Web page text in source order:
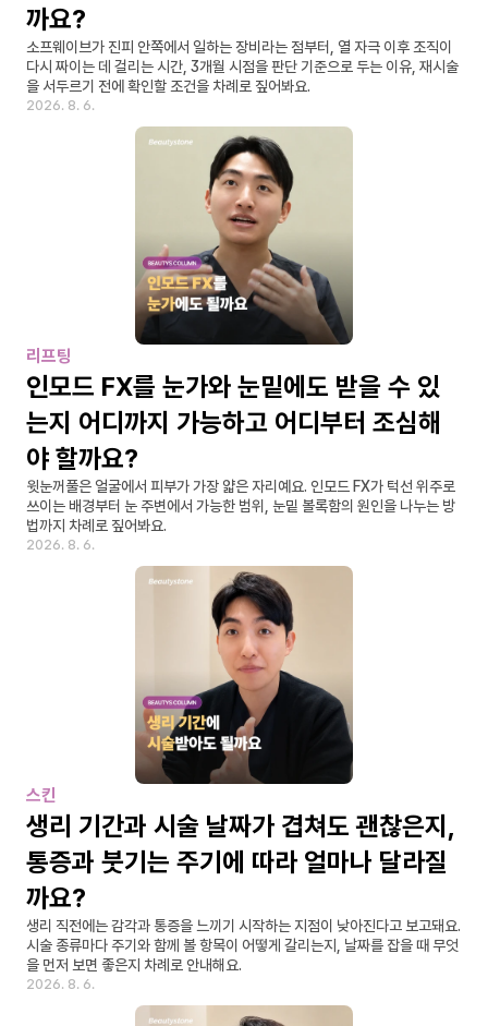
까요?
소프웨이브가 진피 안쪽에서 일하는 장비라는 점부터, 열 자극 이후 조직이
다시 짜이는 데 걸리는 시간, 3개월 시점을 판단 기준으로 두는 이유, 재시술
을 서두르기 전에 확인할 조건을 차례로 짚어봐요.
2026. 8. 6.
리프팅
인모드 FX를 눈가와 눈밑에도 받을 수 있
는지 어디까지 가능하고 어디부터 조심해
야 할까요?
윗눈꺼풀은 얼굴에서 피부가 가장 얇은 자리예요. 인모드 FX가 턱선 위주로
쓰이는 배경부터 눈 주변에서 가능한 범위, 눈밑 볼록함의 원인을 나누는 방
법까지 차례로 짚어봐요.
2026. 8. 6.
스킨
생리 기간과 시술 날짜가 겹쳐도 괜찮은지,
통증과 붓기는 주기에 따라 얼마나 달라질
까요?
생리 직전에는 감각과 통증을 느끼기 시작하는 지점이 낮아진다고 보고돼요.
시술 종류마다 주기와 함께 볼 항목이 어떻게 갈리는지, 날짜를 잡을 때 무엇
을 먼저 보면 좋은지 차례로 안내해요.
2026. 8. 6.